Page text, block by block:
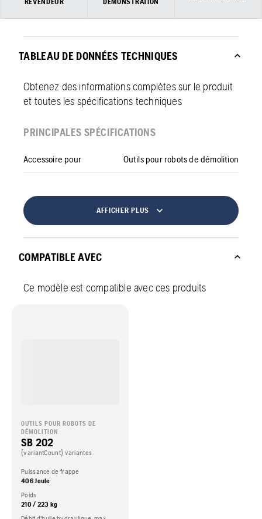
TABLEAU DE DONNÉES TECHNIQUES
Obtenez des informations complètes sur le produit
et toutes les spécifications techniques
PRINCIPALES SPÉCIFICATIONS
Accessoire pour Outils pour robots de démolition
AFFICHER PLUS
COMPATIBLE AVEC
Ce modèle est compatible avec ces produits
OUTILS POUR ROBOTS DE
DÉMOLITION
SB 202
{variantCount} variantes
Puissance de frappe
406 Joule
Poids
210 / 223 kg